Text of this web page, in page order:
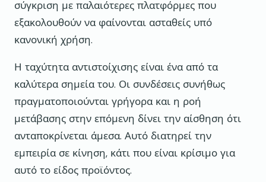
σύγκριση με παλαιότερες πλατφόρμες που
εξακολουθούν να φαίνονται ασταθείς υπό
κανονική χρήση.
Η ταχύτητα αντιστοίχισης είναι ένα από τα
καλύτερα σημεία του. Οι συνδέσεις συνήθως
πραγματοποιούνται γρήγορα και η ροή
μετάβασης στην επόμενη δίνει την αίσθηση ότι
ανταποκρίνεται άμεσα. Αυτό διατηρεί την
εμπειρία σε κίνηση, κάτι που είναι κρίσιμο για
αυτό το είδος προϊόντος.